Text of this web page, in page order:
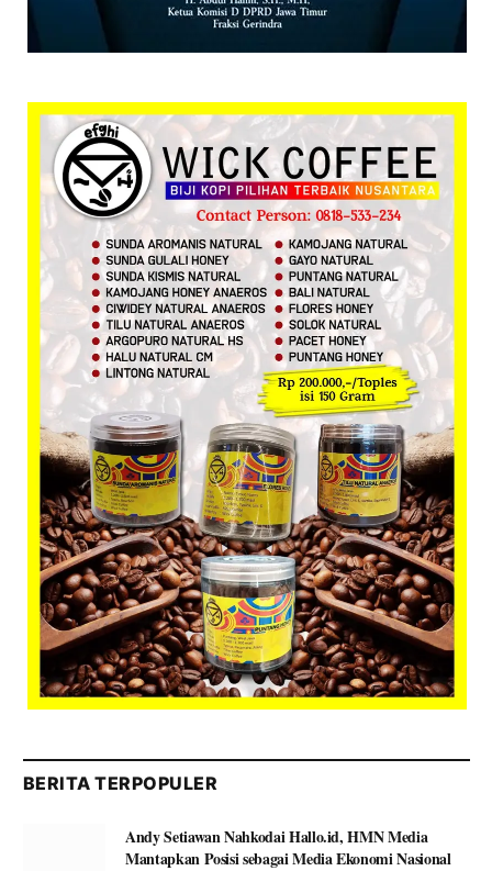
BERITA TERPOPULER
Andy Setiawan Nahkodai Hallo.id, HMN Media
Mantapkan Posisi sebagai Media Ekonomi Nasional